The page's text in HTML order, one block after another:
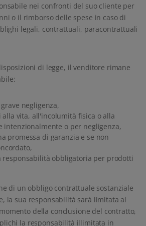
nei confronti del suo cliente per
o il rimborso delle spese in caso di
legali, contrattuali, paracontrattuali
di legge, il venditore rimane
negligenza,
alla vita, all'incolumità fisica o alla
intenzionalmente o per negligenza,
promessa di garanzia e se non
responsabilità obbligatoria per prodotti
di un obbligo contrattuale sostanziale
la sua responsabilità sarà limitata al
della conclusione del contratto,
la responsabilità illimitata in